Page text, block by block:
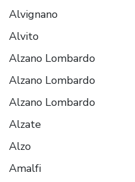
Alvignano
Alvito
Alzano Lombardo
Alzano Lombardo
Alzano Lombardo
Alzate
Alzo
Amalfi